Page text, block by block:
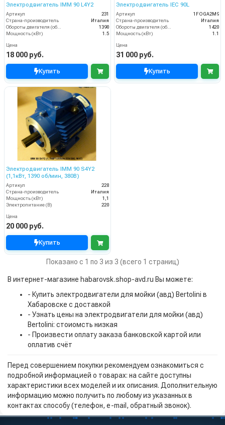
Электродвигатель IMM 90 L4Y2
Артикул
231
Страна-производитель
Италия
1390
Мощность (кВт)
1.5
Цена
18 000 руб.
Купить
Электродвигатель IEC 90L
Артикул
1FOGA2M9
Страна-производитель
Италия
1420
Мощность (кВт)
1.1
Цена
31 000 руб.
Купить
Электродвигатель IMM 90 S4Y2
(1,1кВт, 1390 об/мин, 380В)
Артикул
228
Страна-производитель
Италия
Мощность (кВт)
1,1
Электропитание (В)
220
Цена
20 000 руб.
Купить
Показано с 1 по 3 из 3 (всего 1 страниц)
В интернет-магазине habarovsk.shop-avd.ru Вы можете:
- Купить электродвигатели для мойки (авд) Bertolini в
Хабаровске с доставкой
- Узнать цены на электродвигатели для мойки (авд)
Bertolini: стоиомсть низкая
- Произвести оплату заказа банковской картой или
оплатив счёт
Перед совершением покупки рекомендуем ознакомиться с
подробной информацией о товарах: на сайте доступны
характеристики всех моделей и их описания. Дополнительную
информацию можно получить по любому из указанных в
контактах способу (телефон, e-mail, обратный звонок).